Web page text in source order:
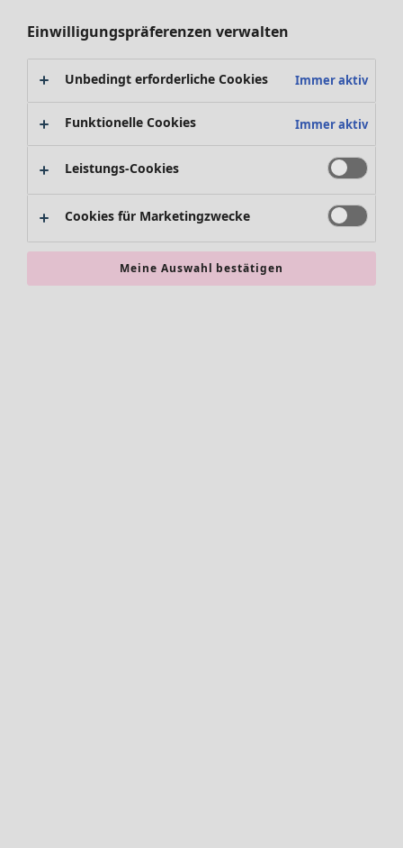
Basics
Alle anzeigen
Teppiche
SALE Aktionen
Einwilligungspräferenzen verwalten
Unbedingt erforderliche Cookies Immer aktiv
Funktionelle Cookies Immer aktiv
Leistungs-Cookies
Cookies für Marketingzwecke
Meine Auswahl bestätigen